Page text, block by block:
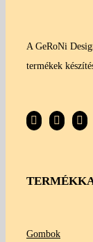
A GeRoNi
termékek
Gombok